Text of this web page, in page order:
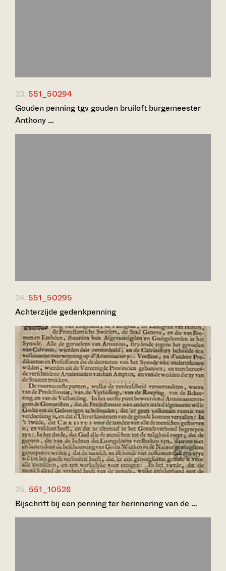
23. 551_50294
Gouden penning tgv gouden bruiloft burgemeester
Anthony …
24. 551_50295
Achterzijde gedenkpenning
25. 551_10528
Bijschrift bij een penning ter herinnering van de …